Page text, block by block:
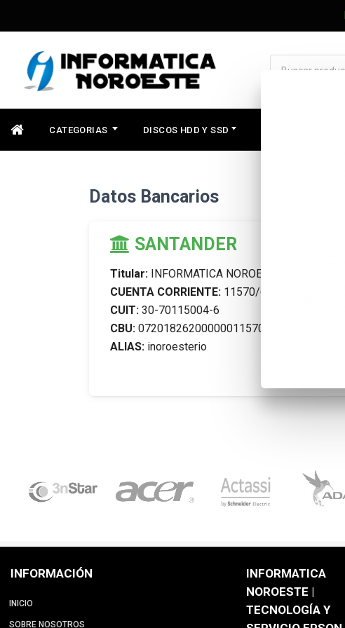
CATEGORIAS DISCOS HDD Y SSD
Datos Bancarios
SANTANDER
Titular: INFORMATICA NOROESTE SRL
CUENTA CORRIENTE: 11570/6
CUIT: 30-70115004-6
CBU: 0720182620000001157068
ALIAS: inoroesterio
INFORMACIÓN
INICIO
SOBRE NOSOTROS
INFORMATICA
NOROESTE |
TECNOLOGÍA Y